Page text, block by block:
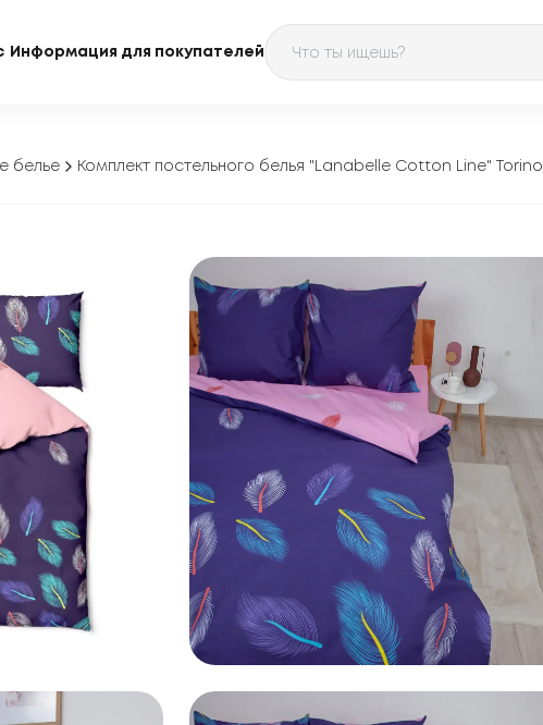
Информация для покупателей
белье Комплект постельного белья "Lanabelle Cotton Line" Torino